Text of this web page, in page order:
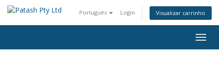
Português Login Visualizar carrinho